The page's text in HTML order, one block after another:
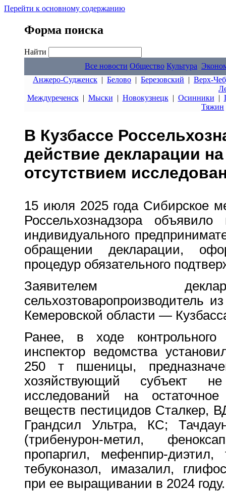
Перейти к основному содержанию
Форма поиска
Найти
Все новости Общество Культура
Анжеро-Судженск | Белово | Березовский | Верх-
Междуреченск| Мыски | Новокузнецк| Осинники |
Тяжин
В Кузбассе
действие декларации
отсутствием
15 июля 2025 года Сибирское
Россельхознадзора
индивидуального
обращении декларации,
процедур обязательного
Заявителем
сельхозтоваропроизводитель
Кемеровской области —
Ранее, в ходе контрольного
инспектор ведомства
250 т пшеницы,
хозяйствующий субъект
исследований на
веществ пестицидов Сталкер,
Грандсил Ультра, КС;
(трибенурон-метил,
пропаргил, мефенпир-
тебуконазол, имазалил,
при ее выращивании в 2024 году.